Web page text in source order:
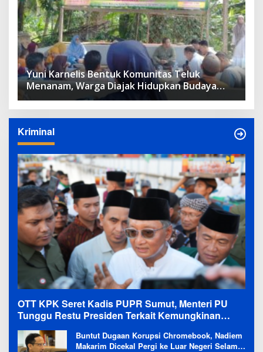
Yuni Karnelis Bentuk Komunitas Teluk
Menanam, Warga Diajak Hidupkan Budaya
Tanam
Kriminal
OTT KPK Seret Kadis PUPR Sumut, Menteri PU
Tunggu Restu Presiden Terkait Kemungkinan
Evaluasi Besar
Buntut Dugaan Korupsi Chromebook, Nadiem
Makarim Dicekal Pergi ke Luar Negeri Selama